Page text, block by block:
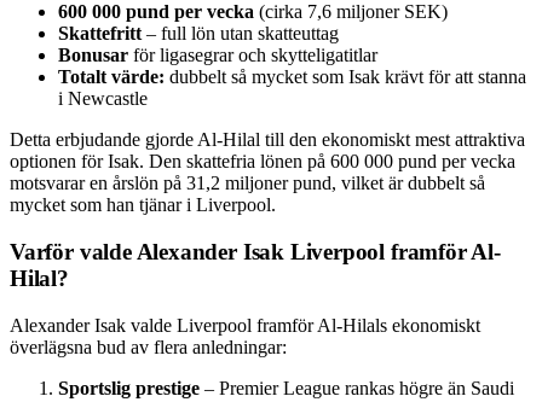
600 000 pund per vecka (cirka 7,6 miljoner SEK)
Skattefritt – full lön utan skatteuttag
Bonusar för ligasegrar och skytteligatitlar
Totalt värde: dubbelt så mycket som Isak krävt för att stanna
i Newcastle
Detta erbjudande gjorde Al-Hilal till den ekonomiskt mest attraktiva
optionen för Isak. Den skattefria lönen på 600 000 pund per vecka
motsvarar en årslön på 31,2 miljoner pund, vilket är dubbelt så
mycket som han tjänar i Liverpool.
Varför valde Alexander Isak Liverpool framför Al-
Hilal?
Alexander Isak valde Liverpool framför Al-Hilals ekonomiskt
överlägsna bud av flera anledningar:
Sportslig prestige – Premier League rankas högre än Saudi